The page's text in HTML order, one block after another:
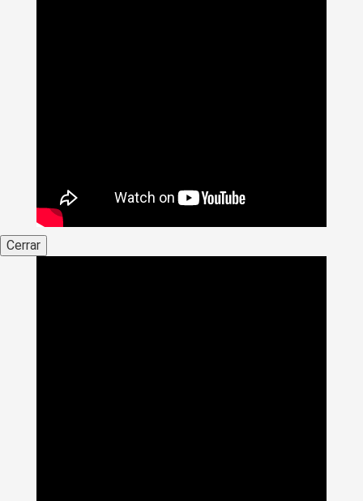
Cerrar